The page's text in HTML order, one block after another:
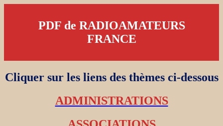
PDF de RADIOAMATEURS
FRANCE
Cliquer sur les liens des thèmes ci-dessous
ADMINISTRATIONS